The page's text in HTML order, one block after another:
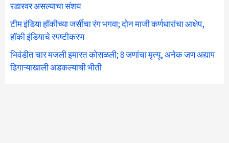
रडारवर असल्याचा संशय
टीम इंडिया हॉकीच्या जर्सीचा रंग भगवा; दोन माजी कर्णधारांचा आक्षेप,
हॉकी इंडियाचे स्पष्टीकरण
भिवंडीत चार मजली इमारत कोसळली; 8 जणांचा मृत्यू, अनेक जण अद्याप
ढिगाऱ्याखाली अडकल्याची भीती